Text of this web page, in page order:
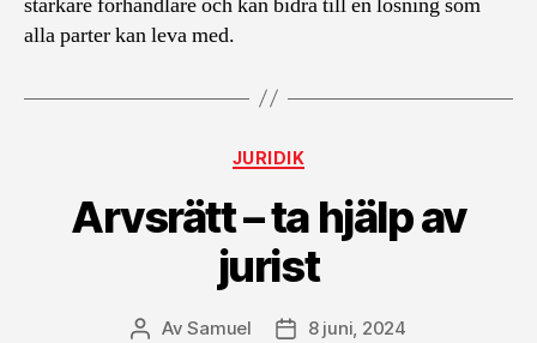
alla parter kan leva med.
Kategorier
JURIDIK
Arvsrätt – ta hjälp av
jurist
Inläggsförfattare
AvSamuel Inläggsdatum
8 juni, 2024